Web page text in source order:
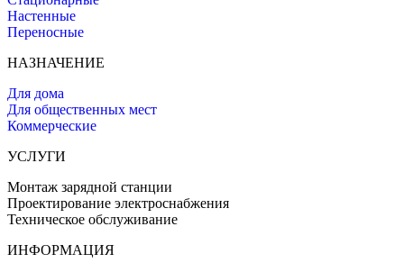
Настенные
Переносные
НАЗНАЧЕНИЕ
Для дома
Для общественных мест
Коммерческие
УСЛУГИ
Монтаж зарядной станции
Проектирование электроснабжения
Техническое обслуживание
ИНФОРМАЦИЯ